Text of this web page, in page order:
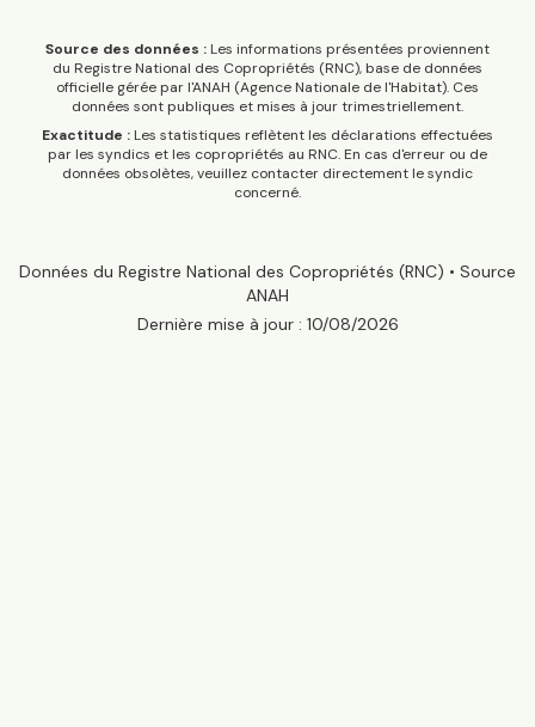
Source des données : Les informations présentées proviennent
du Registre National des Copropriétés (RNC), base de données
officielle gérée par l'ANAH (Agence Nationale de l'Habitat). Ces
données sont publiques et mises à jour trimestriellement.
Exactitude : Les statistiques reflètent les déclarations effectuées
par les syndics et les copropriétés au RNC. En cas d'erreur ou de
données obsolètes, veuillez contacter directement le syndic
concerné.
Données du Registre National des Copropriétés (RNC) • Source
ANAH
Dernière mise à jour : 10/08/2026